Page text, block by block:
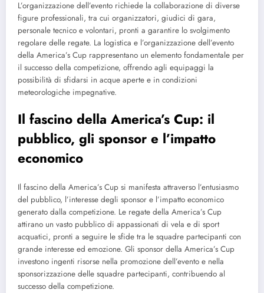
L’organizzazione dell’evento richiede la collaborazione di diverse
figure professionali, tra cui organizzatori, giudici di gara,
personale tecnico e volontari, pronti a garantire lo svolgimento
regolare delle regate. La logistica e l’organizzazione dell’evento
della America’s Cup rappresentano un elemento fondamentale per
il successo della competizione, offrendo agli equipaggi la
possibilità di sfidarsi in acque aperte e in condizioni
meteorologiche impegnative.
Il fascino della America’s Cup: il
pubblico, gli sponsor e l’impatto
economico
Il fascino della America’s Cup si manifesta attraverso l’entusiasmo
del pubblico, l’interesse degli sponsor e l’impatto economico
generato dalla competizione. Le regate della America’s Cup
attirano un vasto pubblico di appassionati di vela e di sport
acquatici, pronti a seguire le sfide tra le squadre partecipanti con
grande interesse ed emozione. Gli sponsor della America’s Cup
investono ingenti risorse nella promozione dell’evento e nella
sponsorizzazione delle squadre partecipanti, contribuendo al
successo della competizione.